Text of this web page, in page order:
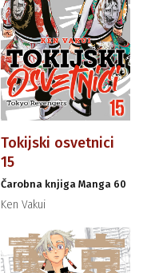
Tokijski osvetnici
15
Čarobna knjiga Manga 60
Ken Vakui